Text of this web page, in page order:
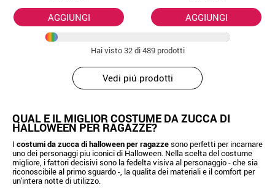
AGGIUNGI AGGIUNGI
Hai visto32di 489 prodotti
Vedi piú prodotti
QUAL E IL MIGLIOR COSTUME DA ZUCCA DI
HALLOWEEN PER RAGAZZE?
I costumi da zucca di halloween per ragazzesono perfetti per incarnare
uno dei personaggi piu iconici di Halloween. Nella scelta del costume
migliore, i fattori decisivi sono la fedelta visiva al personaggio - che sia
riconoscibile al primo sguardo -, la qualita dei materiali e il comfort per
un'intera notte di utilizzo.